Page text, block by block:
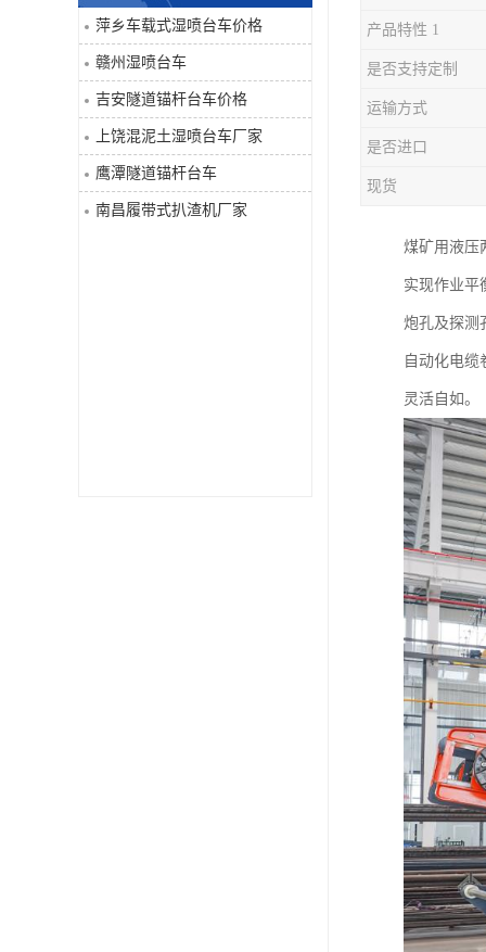
单臂凿岩台车系列
大坡度用履带扒渣机≤32度
隧道锚杆台车
混泥土湿喷台车
萍乡车载式湿喷台车价格
赣州湿喷台车
吉安隧道锚杆台车价格
上饶混泥土湿喷台车厂家
鹰潭隧道锚杆台车
南昌履带式扒渣机厂家
产品特性 1
是否支持定制
运输方式
是否进口
现货
煤矿用液压
实现作业平
炮孔及探测
自动化电
灵活自如。